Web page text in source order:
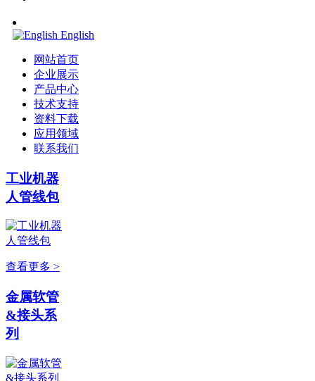
English
网站首页
企业展示
产品中心
技术支持
资料下载
应用领域
联系我们
工业机器
人管线包
查看更多 >
金属软管
&接头系
列